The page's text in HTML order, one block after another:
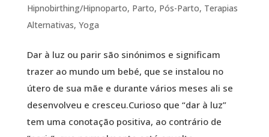
Hipnobirthing/Hipnoparto, Parto, Pós-Parto, Terapias
Alternativas, Yoga
Dar à luz ou parir são sinónimos e significam
trazer ao mundo um bebé, que se instalou no
útero de sua mãe e durante vários meses ali se
desenvolveu e cresceu.Curioso que “dar à luz”
tem uma conotação positiva, ao contrário de